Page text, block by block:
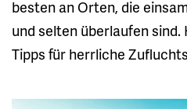
besten an Orten, die
und selten überlaufen
Tipps für herrliche